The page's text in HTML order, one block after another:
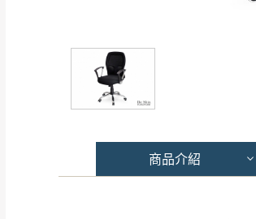
商品介紹